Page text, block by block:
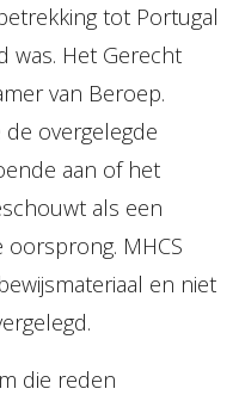
tot Portugal
was. Het Gerecht
van Beroep.
overgelegde
aan of het
als een
MHCS
en niet
die reden